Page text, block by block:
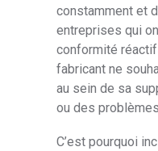
constamment et
entreprises qui
conformité
fabricant ne
au sein de sa
ou des
C’est pourquoi